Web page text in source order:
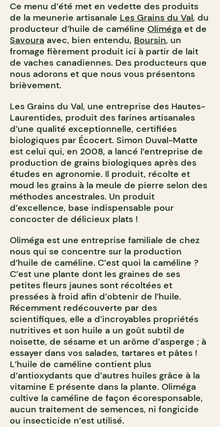
Ce menu d’été met en vedette des produits
de la meunerie artisanale Les Grains du Val, du
producteur d’huile de caméline Oliméga et de
Savoura avec, bien entendu, Boursin, un
fromage fièrement produit ici à partir de lait
de vaches canadiennes. Des producteurs que
nous adorons et que nous vous présentons
brièvement.
Les Grains du Val, une entreprise des Hautes-
Laurentides, produit des farines artisanales
d’une qualité exceptionnelle, certifiées
biologiques par Écocert. Simon Duval-Matte
est celui qui, en 2008, a lancé l’entreprise de
production de grains biologiques après des
études en agronomie. Il produit, récolte et
moud les grains à la meule de pierre selon des
méthodes ancestrales. Un produit
d’excellence, base indispensable pour
concocter de délicieux plats !
Oliméga est une entreprise familiale de chez
nous qui se concentre sur la production
d’huile de caméline. C’est quoi la caméline ?
C’est une plante dont les graines de ses
petites fleurs jaunes sont récoltées et
pressées à froid afin d’obtenir de l’huile.
Récemment redécouverte par des
scientifiques, elle a d’incroyables propriétés
nutritives et son huile a un goût subtil de
noisette, de sésame et un arôme d’asperge ; à
essayer dans vos salades, tartares et pâtes !
L’huile de caméline contient plus
d’antioxydants que d’autres huiles grâce à la
vitamine E présente dans la plante. Oliméga
cultive la caméline de façon écoresponsable,
aucun traitement de semences, ni fongicide
ou insecticide n’est utilisé.